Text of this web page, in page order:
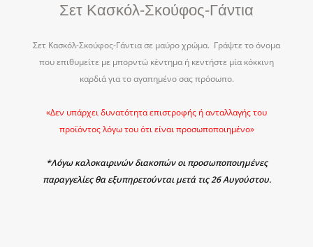
Σετ Κασκόλ-Σκούφος-Γάντια
Σετ Κασκόλ-Σκούφος-Γάντια σε μαύρο χρώμα. Γράψτε το όνομα
που επιθυμείτε με μπορντώ κέντημα ή κεντήστε μία κόκκινη
καρδιά για το αγαπημένο σας πρόσωπο.
«Δεν υπάρχει δυνατότητα επιστροφής ή ανταλλαγής του
προϊόντος λόγω του ότι είναι προσωποποιημένο»
*Λόγω καλοκαιρινών διακοπών οι προσωποποιημένες
παραγγελίες θα εξυπηρετούνται μετά τις 26 Αυγούστου.